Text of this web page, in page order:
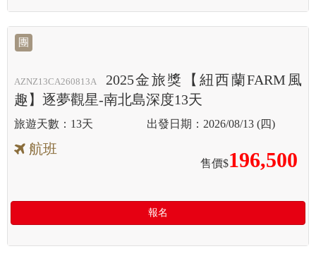
團
AZNZ13CA260813A
2025金旅獎【紐西蘭FARM風
趣】逐夢觀星-南北島深度13天
13天 2026/08/13 (四)
航班
售價$196,500
報名